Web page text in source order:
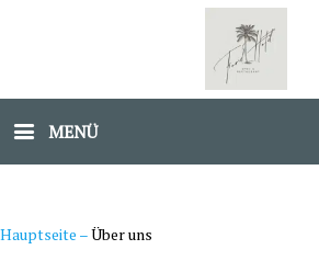
MENÜ
Hauptseite –Über uns